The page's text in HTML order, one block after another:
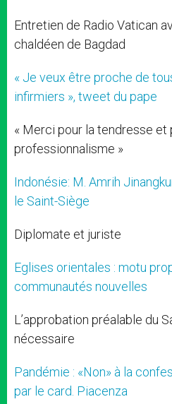
Entretien de Radio Vatican
chaldéen de Bagdad
« Je veux être proche de
infirmiers », tweet du pape
« Merci pour la tendresse et
professionnalisme »
Indonésie: M. Amrih
le Saint-Siège
Diplomate et juriste
Eglises orientales : motu
communautés nouvelles
L’approbation préalable du
nécessaire
Pandémie : «Non» à la
par le card. Piacenza